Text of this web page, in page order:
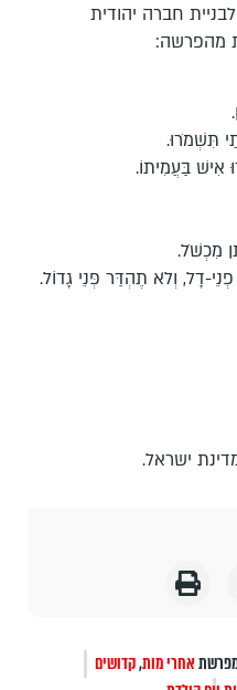
חברה יהודית
מהפרשה:
תִּשְׁמֹרוּ.
אִישׁ בַּעֲמִיתוֹ.
מִכְשֹׁל.
דָל, וְלֹא תֶהְדַּר פְּנֵי גָדוֹל.
ישראל.
אחרי מות,קדושים